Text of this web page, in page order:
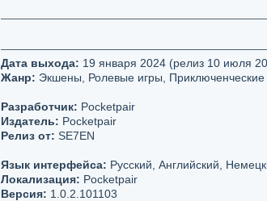
Дата выхода: 19 января 2024 (релиз 10 июля
Жанр: Экшены, Ролевые игры, Приключенческие
Разработчик: Pocketpair
Издатель: Pocketpair
Релиз от: SE7EN
Язык интерфейса: Русский, Английский,
Локализация: Pocketpair
Версия: 1.0.2.101103